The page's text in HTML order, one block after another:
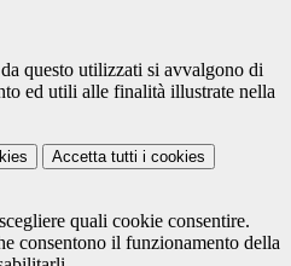
questo utilizzati si avvalgono di
ed utili alle finalità illustrate nella
Accetta tutti i cookies
quali cookie consentire.
consentono il funzionamento della